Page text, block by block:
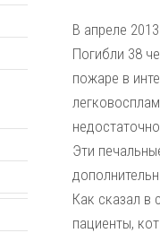
В апреле
Погибли 38
пожаре в
Эти
Как сказал в
пациенты,